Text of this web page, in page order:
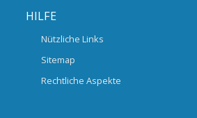
HILFE
Nützliche Links
Sitemap
Rechtliche Aspekte